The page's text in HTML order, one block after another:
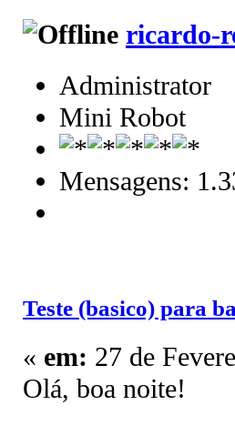
ricardo-
Administrator
Mini Robot
Mensagens:
Teste (basico) para
« em: 27 de
Olá, boa noite!